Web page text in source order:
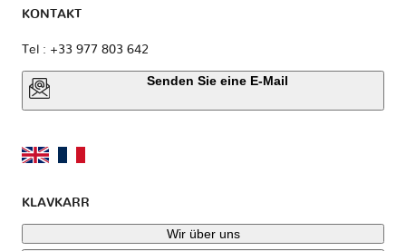
KONTAKT
Tel : +33 977 803 642
Senden Sie eine E-Mail
KLAVKARR
Wir über uns